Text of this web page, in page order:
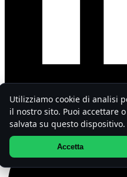
Utilizziamo cookie di analisi
il nostro sito. Puoi accettare
salvata su questo dispositivo.
Accetta